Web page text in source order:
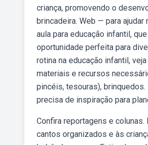
criança, promovendo o
brincadeira. Web — para
aula para educação infantil,
oportunidade perfeita para
rotina na educação infantil,
materiais e recursos
pincéis, tesouras),
precisa de inspiração para
Confira reportagens e
cantos organizados e às